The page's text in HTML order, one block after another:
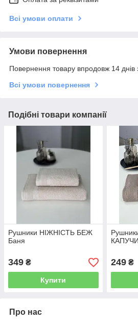
Всі умови оплати
Умови повернення
Повернення товару впродовж 14 днів
Всі умови повернення
Подібні товари компанії
Рушники НІЖНІСТЬ БЕЖ
Баня
349 ₴
Купити
249₴
Про нас